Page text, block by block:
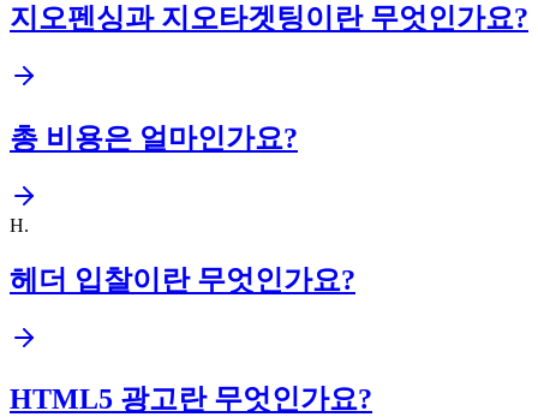
지오펜싱과 지오타겟팅이란 무엇인가요?
총 비용은 얼마인가요?
H.
헤더 입찰이란 무엇인가요?
HTML5 광고란 무엇인가요?